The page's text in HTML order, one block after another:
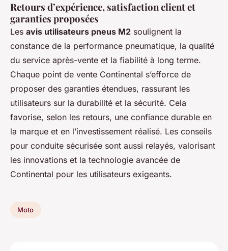
Retours d’expérience, satisfaction client et
garanties proposées
Les avis utilisateurs pneus M2 soulignent la
constance de la performance pneumatique, la qualité
du service après-vente et la fiabilité à long terme.
Chaque point de vente Continental s’efforce de
proposer des garanties étendues, rassurant les
utilisateurs sur la durabilité et la sécurité. Cela
favorise, selon les retours, une confiance durable en
la marque et en l’investissement réalisé. Les conseils
pour conduite sécurisée sont aussi relayés, valorisant
les innovations et la technologie avancée de
Continental pour les utilisateurs exigeants.
Moto